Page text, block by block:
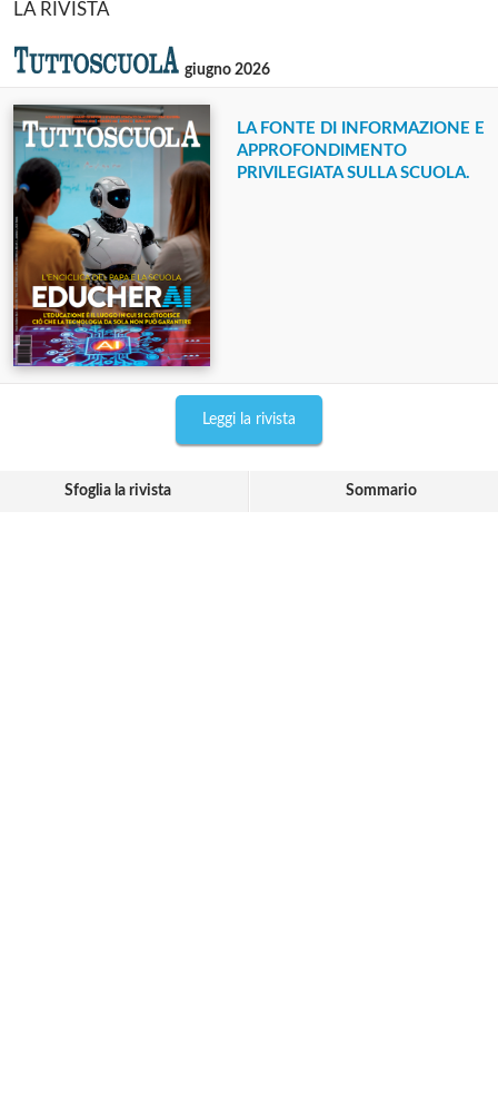
LA RIVISTA
giugno 2026
LA FONTE DI INFORMAZIONE E
APPROFONDIMENTO
PRIVILEGIATA SULLA SCUOLA.
Leggi la rivista
Sfoglia la rivista Sommario